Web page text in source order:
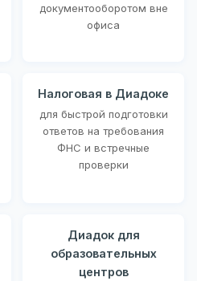
документооборотом вне
офиса
Налоговая в Диадоке
для быстрой подготовки
ответов на требования
ФНС и встречные
проверки
Диадок для
образовательных
центров